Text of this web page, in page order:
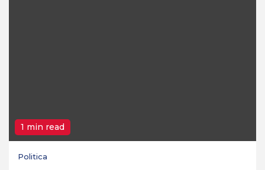
1 min read
Politica